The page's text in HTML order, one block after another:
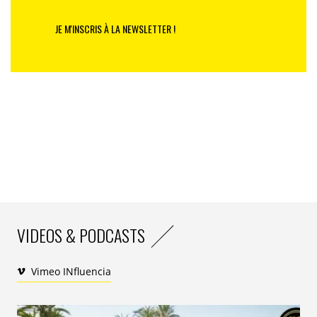
J.Cl.E. :j’anime des formations, des séminaires et parle
Têtu
JE M'INSCRIS À LA NEWSLETTER !
VIDEOS & PODCASTS
Vimeo INfluencia